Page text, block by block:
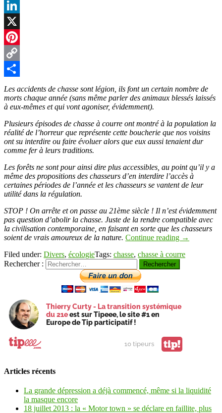
Facebook
LinkedIn
X
Pinterest
Copy
Link
Partager
Les accidents de chasse sont légion, ils font un certain nombre de
morts chaque année (sans même parler des animaux blessés laissés
à eux-mêmes et qui vont agoniser, évidemment).
Plusieurs épisodes de chasse à courre ont montré à la population la
réalité de l’horreur que représente cette boucherie que nos voisins
ont su interdire ou faire évoluer alors que eux aussi tenaient dur
comme fer à leurs traditions.
Les forêts ne sont pour ainsi dire plus accessibles, au point qu’il y a
même des propositions des chasseurs d’en interdire l’accès à
certaines périodes de l’année et les chasseurs se vantent de leur
utilité dans la régulation.
STOP ! On arrête et on passe au 21ème siècle ! Il n’est évidemment
pas question d’abolir la chasse. Juste de la rendre compatible avec
la civilisation contemporaine, en faisant en sorte que les chasseurs
soient de vrais amoureux de la nature. Continue reading →
Filed under: Divers, écologieTags: chasse, chasse à courre
Rechercher :
Thierry Curty - La transition systémique
du 21eest sur Tipeee, le site #1 en
Europe de Tip participatif !
10 tipeurs tip!
Articles récents
La grande dépression a déjà commencé, même si la liquidité
la masque encore
18 juillet 2013 : la « Motor town » se déclare en faillite, plus